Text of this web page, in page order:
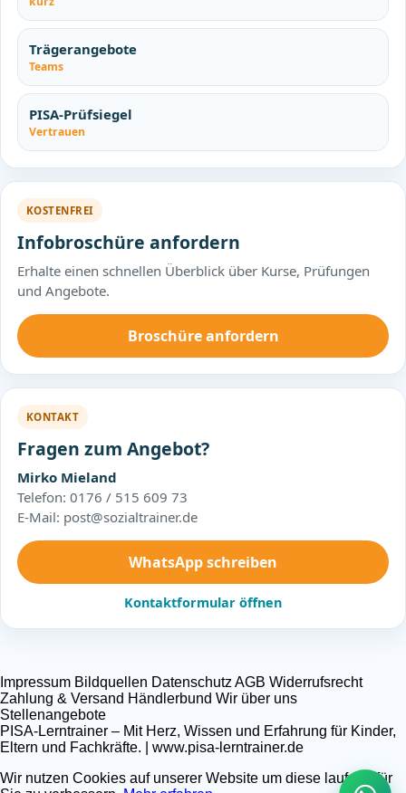
Trägerangebote
Teams
PISA-Prüfsiegel
Vertrauen
KOSTENFREI
Infobroschüre anfordern
Erhalte einen schnellen Überblick über Kurse, Prüfungen
und Angebote.
Broschüre anfordern
KONTAKT
Fragen zum Angebot?
Mirko Mieland
Telefon: 0176 / 515 609 73
E-Mail: post@sozialtrainer.de
WhatsApp schreiben
Kontaktformular öffnen
Impressum Bildquellen Datenschutz AGB Widerrufsrecht
Zahlung & Versand Händlerbund Wir über uns
Stellenangebote
PISA-Lerntrainer – Mit Herz, Wissen und Erfahrung für Kinder,
Eltern und Fachkräfte. | www.pisa-lerntrainer.de
Wir nutzen Cookies auf unserer Website um diese laufend für